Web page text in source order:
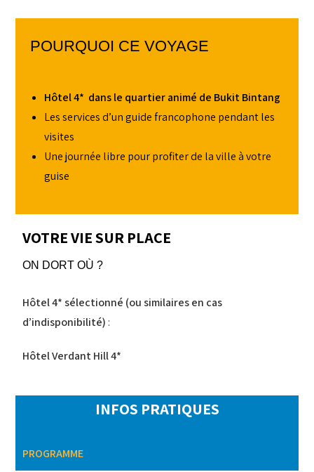
POURQUOI CE VOYAGE
Hôtel 4* dans le quartier animé de Bukit Bintang
Les services d’un guide francophone pendant les
visites
Une journée libre pour profiter de la ville à votre
guise
VOTRE VIE SUR PLACE
ON DORT OÙ ?
Hôtel 4* sélectionné (ou similaires en cas
d’indisponibilité) :
Hôtel Verdant Hill 4*
INFOS PRATIQUES
PROGRAMME